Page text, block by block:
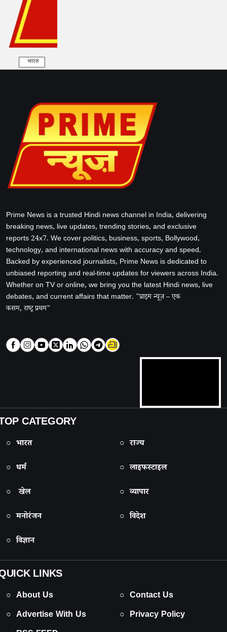
भारत
Prime News is a trusted Hindi news channel in India, delivering
breaking news, live updates, trending stories, and exclusive
reports 24x7. We cover politics, business, sports, Bollywood,
technology, and international news with accuracy and speed.
Backed by experienced journalists, Prime News is dedicated to
unbiased reporting and real-time updates for viewers across India.
Whether on TV or online, we bring you the latest Hindi news, live
debates, and current affairs that matter. "प्राइम न्यूज़ – एक
कसम, राष्ट्र प्रथम"
CATEGORY
○ भारत
○ राज्य
○ धर्म
○ लाइफस्टाइल
○ खेल
○ व्यापार
○ मनोरंजन
○ विदेश
○ विज्ञान
LINKS
○ About Us
○ Contact Us
○ Advertise With Us
○ Privacy Policy